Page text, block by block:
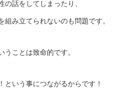
話をしてしまったり、
み立てられないのも問題です。
ことは致命的です。
いう事につながるからです！